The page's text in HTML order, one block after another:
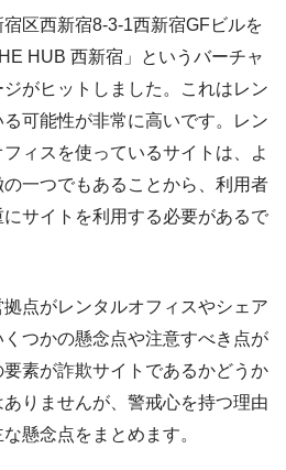
区西新宿8-3-1西新宿GFビルを
HUB ⻄新宿」というバーチャ
がヒットしました。これはレン
可能性が非常に高いです。レン
ィスを使っているサイトは、よ
一つでもあることから、利用者
サイトを利用する必要があるで
点がレンタルオフィスやシェア
つかの懸念点や注意すべき点が
素が詐欺サイトであるかどうか
りませんが、警戒心を持つ理由
懸念点をまとめます。